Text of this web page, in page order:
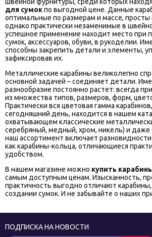
для сумокпо выгодной цене. Данные
оптимальные по размерам и массе, просты
однако практически незаменимые в
успешное применение находит место при
сумок, аксессуаров, обуви, в рукоделии.
способны закрепить детали и элементы,
зафиксировав их.
Металлические карабины великолепно
основной задачей – соединяет детали.
разнообразие постоянно растет: всегда
из множества типов, размеров, форм,
Практически вся цветовая гамма
сегодняшний день, находится в нашем
охватывающем классические
серебряный, медный, хром, никель) и
наш ассортимент включает
как карабины-кольца, отличающиеся
удобством.
В нашем магазине можно купить
самым доступным ценам. Изысканность,
практичность выгодно отличают
создании сумок. И не забывайте о наших
ПОДПИСКА НА НОВОСТИ